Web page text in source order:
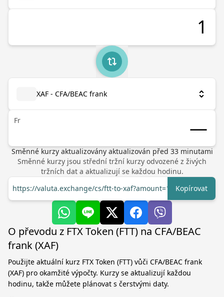
XAF - CFA/BEAC frank
Fr
Směnné kurzy aktualizovány aktualizován před 33minutami
Směnné kurzy jsou střední tržní kurzy odvozené z živých
tržních dat a aktualizují se každou hodinu.
https://valuta.exchange/cs/ftt-to-xaf?amount=1
Kopírovat
O převodu z FTX Token (FTT) na CFA/BEAC
frank (XAF)
Použijte aktuální kurz FTX Token (FTT) vůči CFA/BEAC frank
(XAF) pro okamžité výpočty. Kurzy se aktualizují každou
hodinu, takže můžete plánovat s čerstvými daty.